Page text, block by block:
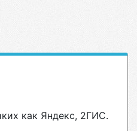
как Яндекс, 2ГИС.